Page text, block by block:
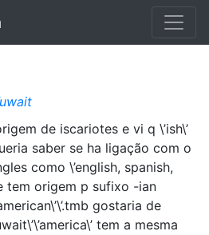
de iscariotes e vi q \’ish\’
saber se ha ligação com o
como \’english, spanish,
tem origem p sufixo -ian
gostaria de
tem a mesma